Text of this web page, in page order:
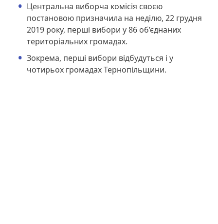
Центральна виборча комісія своєю
постановою призначила на неділю, 22 грудня
2019 року, перші вибори у 86 об’єднаних
територіальних громадах.
Зокрема, перші вибори відбудуться і у
чотирьох громадах Тернопільщини.